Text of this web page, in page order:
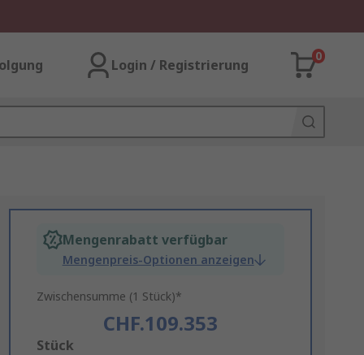
Login / Registrierung
0
Mengenrabatt verfügbar
Mengenpreis-Optionen anzeigen
Zwischensumme (1 Stück)*
CHF.109.353
Add
Stück